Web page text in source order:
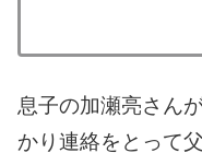
息子の加瀬亮さん
かり連絡をとって